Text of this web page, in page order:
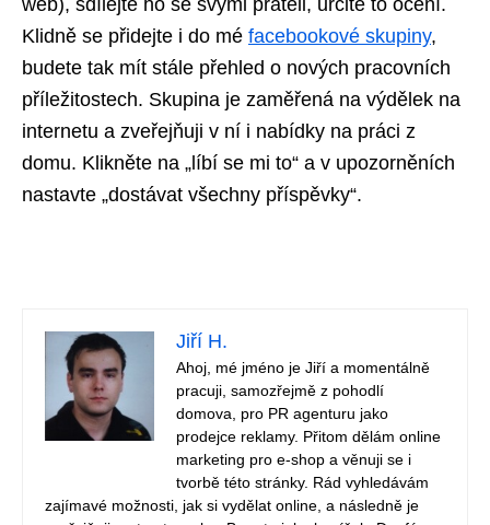
web), sdílejte ho se svými přáteli, určitě to ocení.
Klidně se přidejte i do mé facebookové skupiny,
budete tak mít stále přehled o nových pracovních
příležitostech. Skupina je zaměřená na výdělek na
internetu a zveřejňuji v ní i nabídky na práci z
domu. Klikněte na „líbí se mi to“ a v upozorněních
nastavte „dostávat všechny příspěvky“.
Jiří H.
Ahoj, mé jméno je Jiří a momentálně
pracuji, samozřejmě z pohodlí
domova, pro PR agenturu jako
prodejce reklamy. Přitom dělám online
marketing pro e-shop a věnuji se i
tvorbě této stránky. Rád vyhledávám
zajímavé možnosti, jak si vydělat online, a následně je